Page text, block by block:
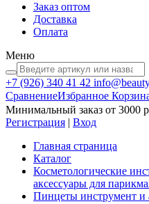
Заказ оптом
Доставка
Оплата
Меню
+7 (926) 340 41 42
СравнениеИзбранное
Минимальный заказ от 3000
Регистрация | Вход
Главная страница
Каталог
Косметологические
аксессуары для
Пинцеты инструмент и